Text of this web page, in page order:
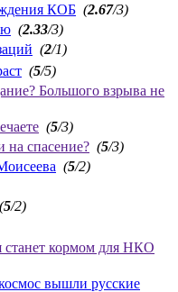
КОБ (2.67/3)
(2.33/3)
(2/1)
(5/5)
Большого взрыва не
(5/3)
спасение? (5/3)
(5/2)
(5/2)
станет кормом для НКО
вышли русские